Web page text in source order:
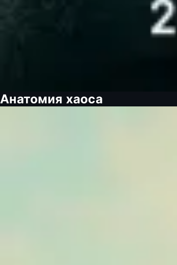
Анатомия хаоса